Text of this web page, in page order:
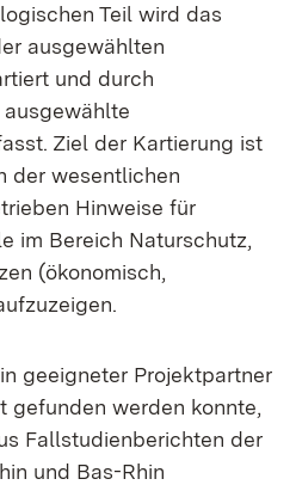
Teil wird das
ausgewählten
und durch
Ziel der Kartierung ist
der wesentlichen
Hinweise für
im Bereich Naturschutz,
(ökonomisch,
geeigneter Projektpartner
gefunden werden konnte,
Fallstudienberichten der
und Bas-Rhin